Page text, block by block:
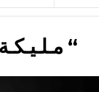
MALIKA ” مـلـيـكـة “